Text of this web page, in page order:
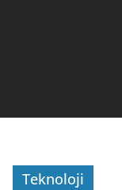
Teknoloji